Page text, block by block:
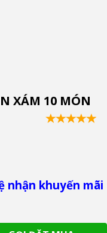
XÁM 10 MÓN
nhận khuyến mãi